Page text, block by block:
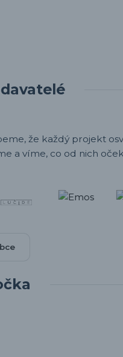
že každý projekt
a víme, co od nich